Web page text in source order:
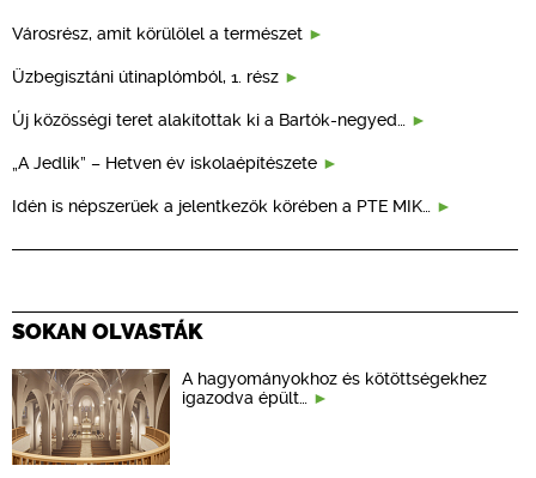
Városrész, amit körülölel a természet
Üzbegisztáni útinaplómból, 1. rész
Új közösségi teret alakítottak ki a Bartók-negyed…
„A Jedlik” – Hetven év iskolaépítészete
Idén is népszerűek a jelentkezők körében a PTE MIK…
SOKAN OLVASTÁK
A hagyományokhoz és kötöttségekhez
igazodva épült…